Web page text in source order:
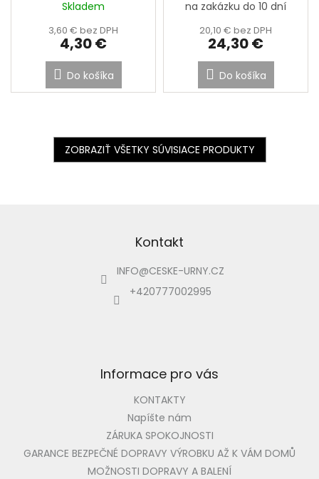
Skladem
3,60 € bez DPH
4,30 €
Do košíka
Priemerné
produktu
5
na zakázku do 10 dní
20,10 € bez DPH
24,30 €
Do košíka
ZOBRAZIŤ VŠETKY SÚVISIACE PRODUKTY
Kontakt
INFO@CESKE-URNY.CZ
+420777002995
Informace pro vás
KONTAKTY
Napíšte nám
ZÁRUKA SPOKOJNOSTI
GARANCE BEZPEČNÉ DOPRAVY VÝROBKU AŽ K VÁM DOMŮ
MOŽNOSTI DOPRAVY A BALENÍ